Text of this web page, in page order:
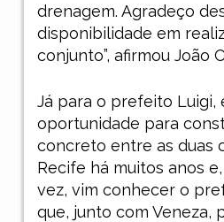
drenagem. Agradeço
disponibilidade em
conjunto”, afirmou João
Já para o prefeito Luigi,
oportunidade para
concreto entre as duas
Recife há muitos anos
vez, vim conhecer o
que, junto com Veneza,